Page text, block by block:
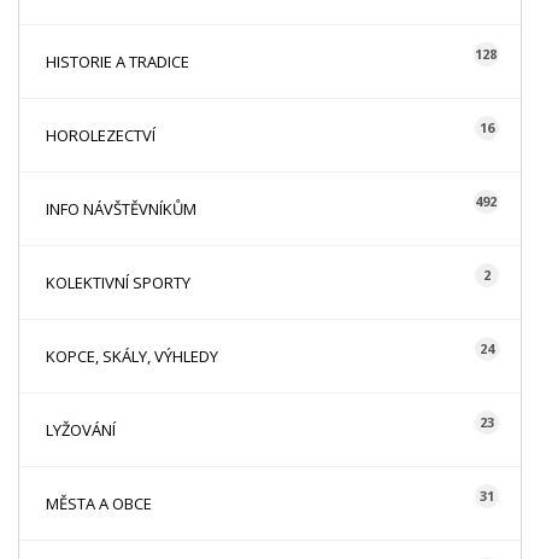
HISTORIE A TRADICE 128
HOROLEZECTVÍ 16
INFO NÁVŠTĚVNÍKŮM 492
KOLEKTIVNÍ SPORTY 2
KOPCE, SKÁLY, VÝHLEDY 24
LYŽOVÁNÍ 23
MĚSTA A OBCE 31